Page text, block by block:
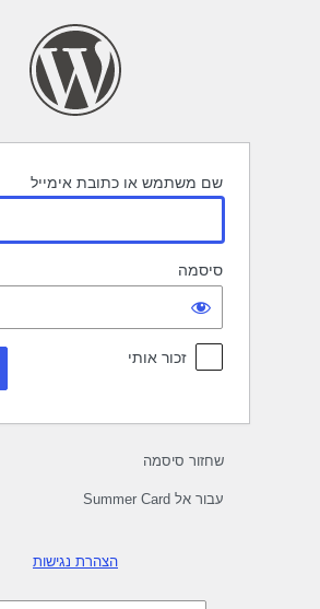
שם משתמש או כתובת אימייל
סיסמה
זכור אותי
שחזור סיסמה
עבור אל Summer Card
הצהרת נגישות